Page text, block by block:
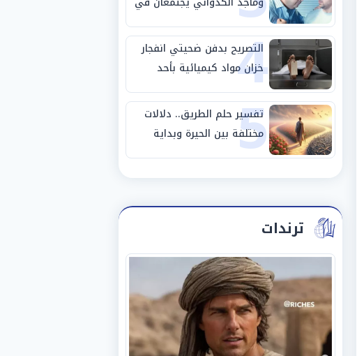
«فرصة سعيدة»
4
التصريح بدفن ضحيتي انفجار
خزان مواد كيميائية بأحد
مصانع الفيوم
5
تفسير حلم الطريق.. دلالات
مختلفة بين الحيرة وبداية
مرحلة جديدة
ترندات